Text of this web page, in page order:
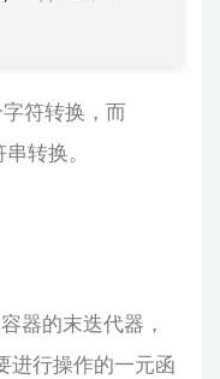
符转换，而
转换。
器的末迭代器，
进行操作的一元函